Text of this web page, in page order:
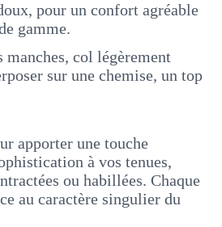
pour un confort agréable
gamme.
manches, col légèrement
sur une chemise, un top
apporter une touche
à vos tenues,
ou habillées. Chaque
au caractère singulier du